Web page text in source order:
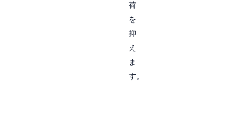
荷
を
抑
え
ま
す。